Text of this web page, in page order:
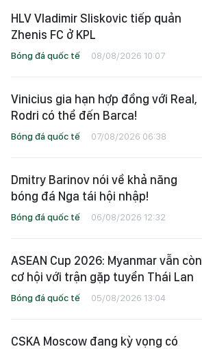
HLV Vladimir Sliskovic tiếp quản
Zhenis FC ở KPL
Bóng đá quốc tế 08/08/2026 10:07
Vinicius gia hạn hợp đồng với Real,
Rodri có thể đến Barca!
Bóng đá quốc tế 07/08/2026 06:38
Dmitry Barinov nói về khả năng
bóng đá Nga tái hội nhập!
Bóng đá quốc tế 06/08/2026 12:32
ASEAN Cup 2026: Myanmar vẫn còn
cơ hội với trận gặp tuyển Thái Lan
Bóng đá quốc tế 05/08/2026 13:04
CSKA Moscow đang kỳ vọng có